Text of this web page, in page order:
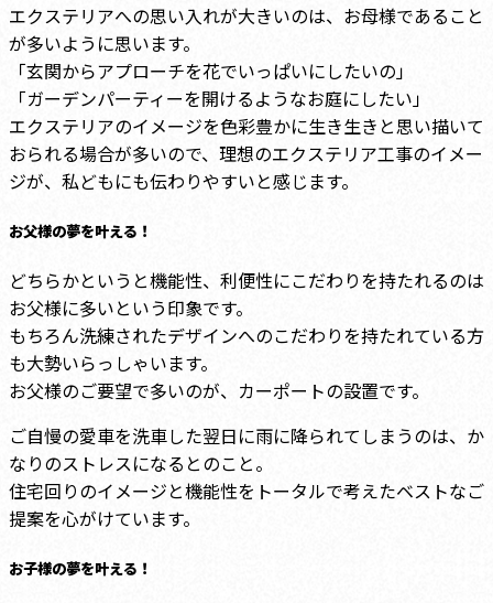
エクステリアへの思い入れが大きいのは、お母様であること
が多いように思います。
「玄関からアプローチを花でいっぱいにしたいの」
「ガーデンパーティーを開けるようなお庭にしたい」
エクステリアのイメージを色彩豊かに生き生きと思い描いて
おられる場合が多いので、理想のエクステリア工事のイメー
ジが、私どもにも伝わりやすいと感じます。
お父様の夢を叶える！
どちらかというと機能性、利便性にこだわりを持たれるのは
お父様に多いという印象です。
もちろん洗練されたデザインへのこだわりを持たれている方
も大勢いらっしゃいます。
お父様のご要望で多いのが、カーポートの設置です。
ご自慢の愛車を洗車した翌日に雨に降られてしまうのは、か
なりのストレスになるとのこと。
住宅回りのイメージと機能性をトータルで考えたベストなご
提案を心がけています。
お子様の夢を叶える！